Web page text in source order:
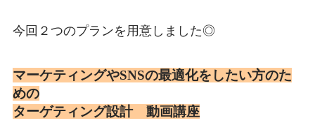
今回２つのプランを用意しました◎
マーケティングやSNSの最適化をしたい方のた
めの
ターゲティング設計 動画講座